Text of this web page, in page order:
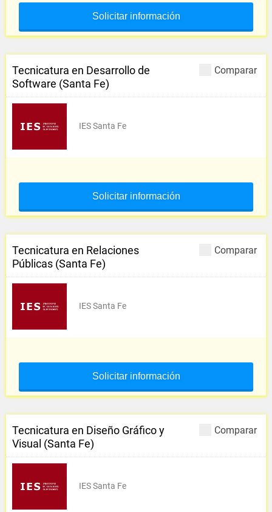
Solicitar información
Comparar
Tecnicatura en Desarrollo de
Software (Santa Fe)
IES Santa Fe
Solicitar información
Comparar
Tecnicatura en Relaciones
Públicas (Santa Fe)
IES Santa Fe
Solicitar información
Comparar
Tecnicatura en Diseño Gráfico y
Visual (Santa Fe)
IES Santa Fe